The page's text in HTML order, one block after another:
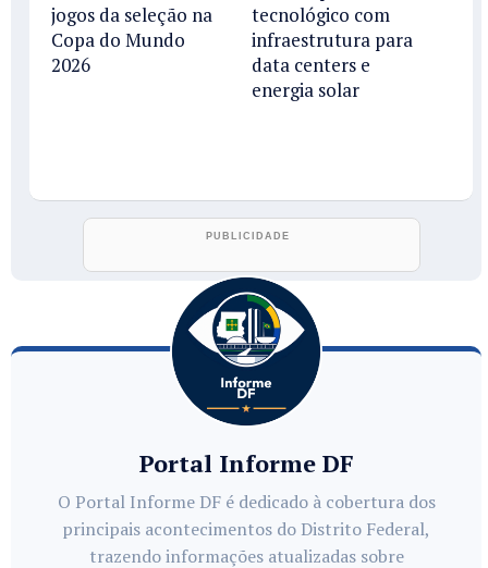
jogos da seleção na
Copa do Mundo
2026
tecnológico com
infraestrutura para
data centers e
energia solar
Portal Informe DF
O Portal Informe DF é dedicado à cobertura dos
principais acontecimentos do Distrito Federal,
trazendo informações atualizadas sobre